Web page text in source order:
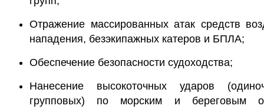
Отражение массированных атак средств
нападения, безэкипажных катеров и БПЛА;
Обеспечение безопасности судоходства;
Нанесение высокоточных ударов
групповых) по морским и береговым